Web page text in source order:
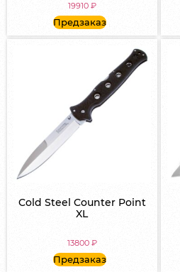
19910 ₽
Предзаказ
Cold Steel Counter Point
XL
13800 ₽
Предзаказ